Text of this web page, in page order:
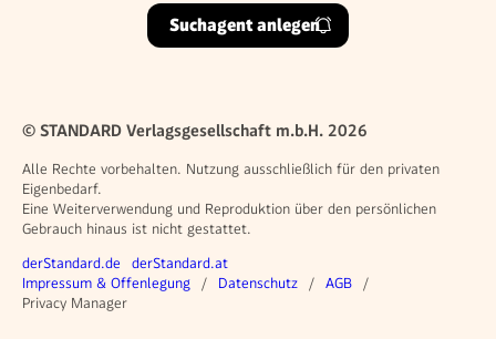
Suchagent anlegen
© STANDARD Verlagsgesellschaft m.b.H. 2026
Alle Rechte vorbehalten. Nutzung ausschließlich für den privaten
Eigenbedarf.
Eine Weiterverwendung und Reproduktion über den persönlichen
Gebrauch hinaus ist nicht gestattet.
Weitere Angebote
derStandard.de derStandard.at
Rechtliches
Impressum & Offenlegung Datenschutz
AGB
Privacy Manager